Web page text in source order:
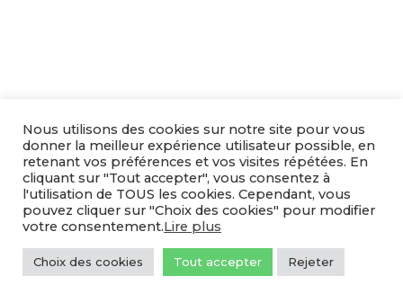
Nous utilisons des cookies sur notre site pour vous
donner la meilleur expérience utilisateur possible, en
retenant vos préférences et vos visites répétées. En
cliquant sur "Tout accepter", vous consentez à
l'utilisation de TOUS les cookies. Cependant, vous
pouvez cliquer sur "Choix des cookies" pour modifier
votre consentement.Lire plus
Choix des cookies Tout accepter Rejeter